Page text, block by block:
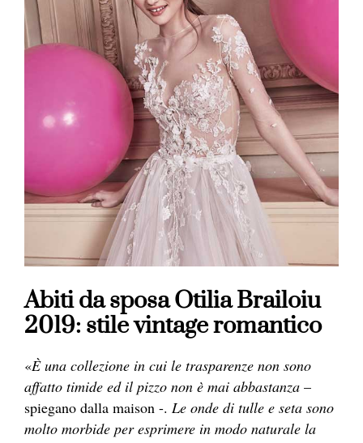
Abiti da sposa Otilia Brailoiu
2019: stile vintage romantico
«È una collezione in cui le trasparenze non sono
affatto timide ed il pizzo non è mai abbastanza –
spiegano dalla maison -. Le onde di tulle e seta sono
molto morbide per esprimere in modo naturale la